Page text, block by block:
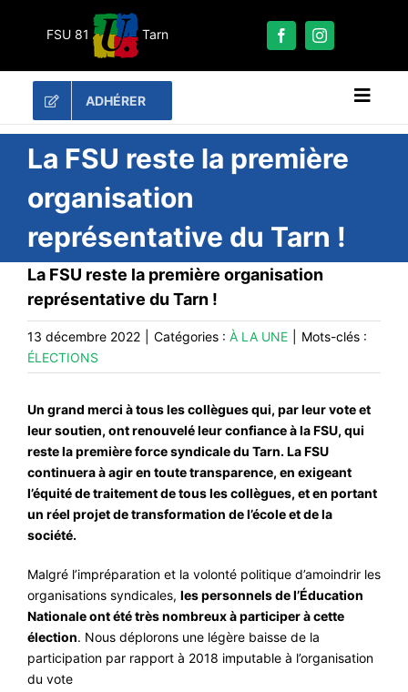
FSU 81 Tarn
ADHÉRER
RECHERCHER:
#ACTUALITÉS
LA FSU 81
PUBLICATIONS
#ACTIONS
#VOS ÉLUES
#FORMATION
#COMMUNIQUÉS
#DÉBATS
#PRESSE
#ARCHIVES
La FSU reste la première
organisation
représentative du Tarn !
La FSU reste la première organisation
représentative du Tarn !
13 décembre 2022 Catégories : À LA UNE
Mots-clés :
ÉLECTIONS
Un grand merci à tous les collègues qui, par leur vote et
leur soutien, ont renouvelé leur confiance à la FSU, qui
reste la première force syndicale du Tarn. La FSU
continuera à agir en toute transparence, en exigeant
l’équité de traitement de tous les collègues, et en portant
un réel projet de transformation de l’école et de la
société.
Malgré l’impréparation et la volonté politique d’amoindrir les
organisations syndicales, les personnels de l’Éducation
Nationale ont été très nombreux à participer à cette
élection. Nous déplorons une légère baisse de la
participation par rapport à 2018 imputable à l’organisation
du vote